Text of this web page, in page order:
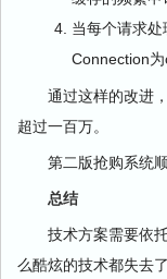
当每个请求
Connection为
通过这样的改进，
超过一百万。
第二版抢购系统顺
总结
技术方案需要依托
么酷炫的技术都失去